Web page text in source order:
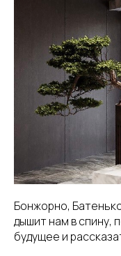
Бонжорно,
дышит нам в спину,
будущее и